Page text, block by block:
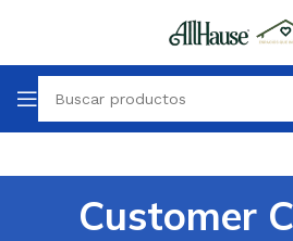
Customer